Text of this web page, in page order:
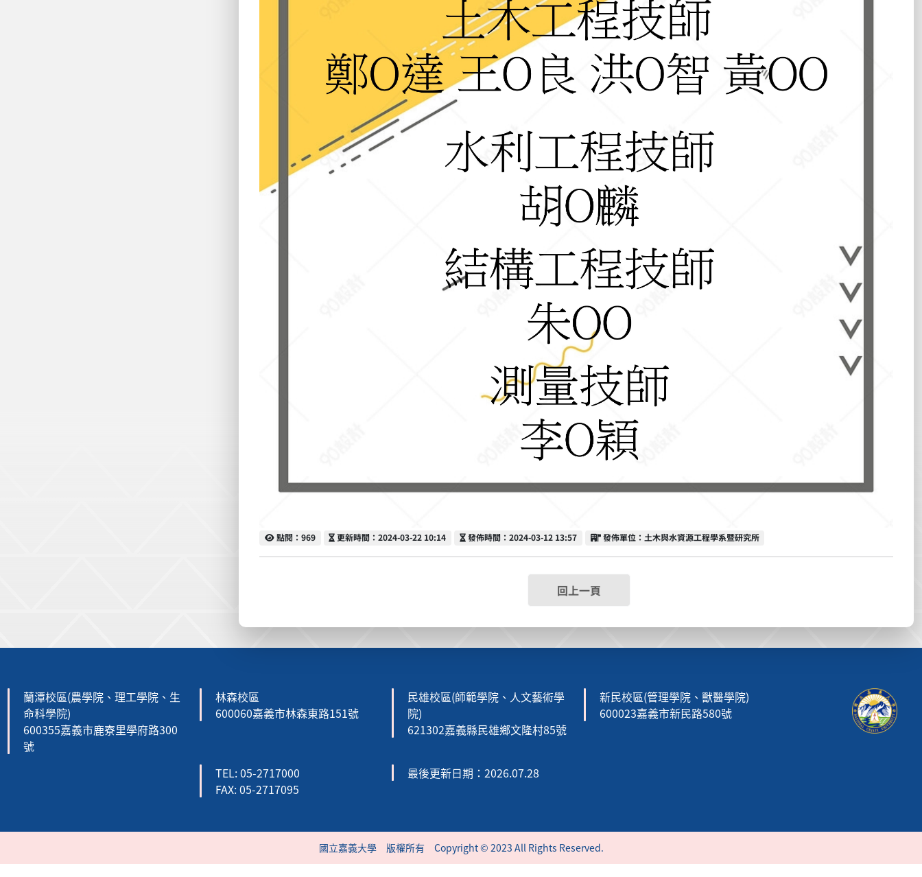
點閱
點閱：969 更新時間
更新時間：2024-03-22 10:14 發佈時間
發佈時間：2024-03-12 13:57 發佈單位
發佈單位：土木與水資源工程學系暨研究所
回上一頁
蘭潭校區(農學院、理工學院、生
命科學院)
600355嘉義市鹿寮里學府路300
號
林森校區
600060嘉義市林森東路151號
民雄校區(師範學院、人文藝術學
院)
621302嘉義縣民雄鄉文隆村85號
新民校區(管理學院、獸醫學院)
600023嘉義市新民路580號
TEL: 05-2717000
FAX: 05-2717095
最後更新日期：2026.07.28
國立嘉義大學 版權所有 Copyright © 2023 All Rights Reserved.